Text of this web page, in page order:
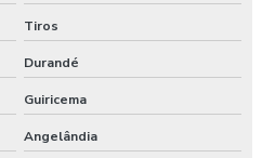
Tiros
Durandé
Guiricema
Angelândia